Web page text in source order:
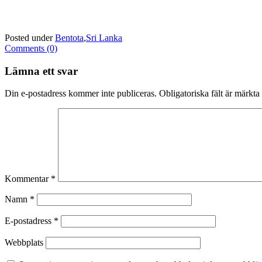
Posted underBentota,Sri Lanka
Comments (0)
Lämna ett svar
Din e-postadress kommer inte publiceras. Obligatoriska fält är märkta
Kommentar *
Namn *
E-postadress *
Webbplats